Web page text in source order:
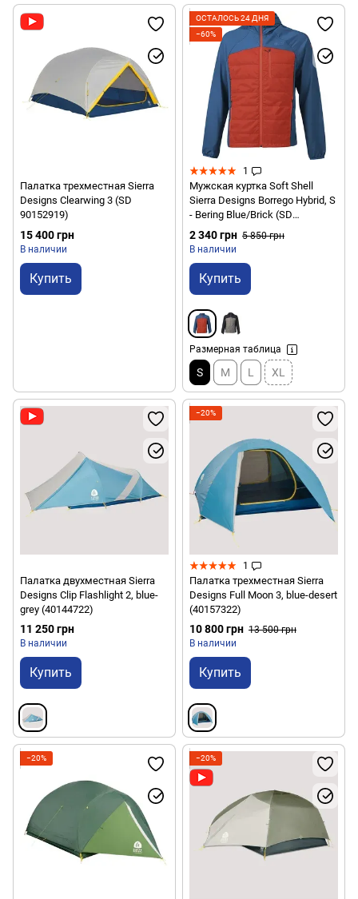
Палатка трехместная Sierra
Designs Clearwing 3 (SD
90152919)
15 400 грн
В наличии
Купить
ОСТАЛОСЬ 24 ДНЯ
−60%
1
Мужская куртка Soft Shell
Sierra Designs Borrego Hybrid, S
- Bering Blue/Brick (SD
22595520BER-S)
2 340 грн 5 850 грн
В наличии
Купить
Размерная таблица
S M L XL
Палатка двухместная Sierra
Designs Clip Flashlight 2, blue-
grey (40144722)
11 250 грн
В наличии
Купить
−20%
1
Палатка трехместная Sierra
Designs Full Moon 3, blue-desert
(40157322)
10 800 грн 13 500 грн
В наличии
Купить
−20% −20%